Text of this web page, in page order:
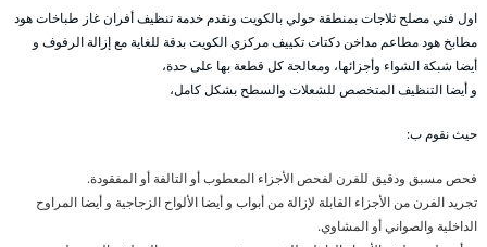
اول فني مصلح ثلاجات بمنطقة حولي بالكويت ونقدم خدمة تنظيف أفران غاز طباخات هود
مطابخ هود مطاعم مداخن دكتات تكييف مركزي الكويت بدقة للغاية مع إزالة الرفوف و
أيضا شبكة الشواء وأجزائها، ومعالجة كل قطعة بها على حدة،
و أيضا التنظيف المتخصص للشعلات والسطح بشكل كامل،
حيث نقوم ب:
فحص مسبق ودقيق للفرن لفحص الأجزاء المعطوب أو التالفة أو المفقودة.
تجريد الفرن من الأجزاء القابلة لإزالة من أبواب و أيضا الألواح الزجاجية و أيضا المراوح
الداخلية والصواني أو المشاوي.